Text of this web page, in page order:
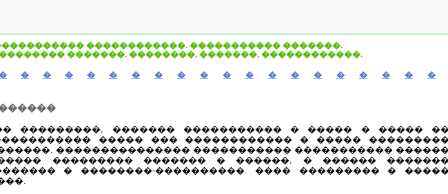
������������. ����������� �������.
�������. ��������, �������, ������������.
� � � � � � � � � � � � � � � � � � �
���������, ������� ����������� � ����� � �����
����� ��� ������������ � �����
��������������� ����������� �����������
��������� ������� � ������, � ������
� ��������-����������. ���� ��������� �